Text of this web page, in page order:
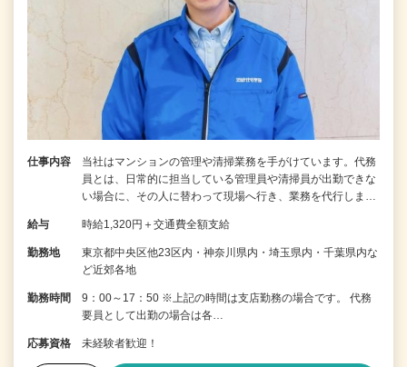
仕事内容
当社はマンションの管理や清掃業務を手がけています。代務
員とは、日常的に担当している管理員や清掃員が出勤できな
い場合に、その人に替わって現場へ行き、業務を代行しま…
給与 時給1,320円＋交通費全額支給
勤務地
東京都中央区他23区内・神奈川県内・埼玉県内・千葉県内な
ど近郊各地
勤務時間
9：00～17：50 ※上記の時間は支店勤務の場合です。 代務
要員として出勤の場合は各…
応募資格 未経験者歓迎！